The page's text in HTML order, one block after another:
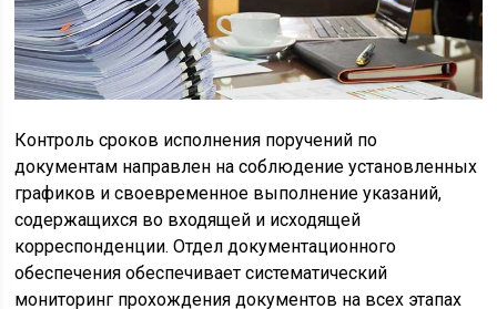
Контроль сроков исполнения поручений по
документам направлен на соблюдение установленных
графиков и своевременное выполнение указаний,
содержащихся во входящей и исходящей
корреспонденции. Отдел документационного
обеспечения обеспечивает систематический
мониторинг прохождения документов на всех этапах